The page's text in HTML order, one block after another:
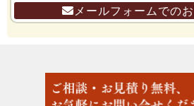
メールフォームでの